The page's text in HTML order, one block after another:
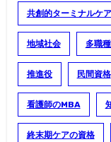
共創的ターミナルケア
地域社会 多職
推進役 民間資格
看護師のMBA
終末期ケアの資格